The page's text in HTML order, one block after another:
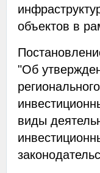
объектов в
"Об
виды